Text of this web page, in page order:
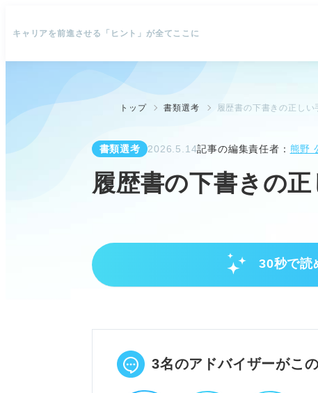
キャリアを前進させる「ヒント」が全てここに
トップ 書類選考 履歴書の下書きの正し
書類選考 2026.5.14記事の編集責任者： 熊野
履歴書の下書きの
30秒で読
履歴書の下書きで書類選考を突破
文字の大きさや間隔を整え、見や
POINT：手間はかかるが、見栄え
3名のアドバイザーがこ